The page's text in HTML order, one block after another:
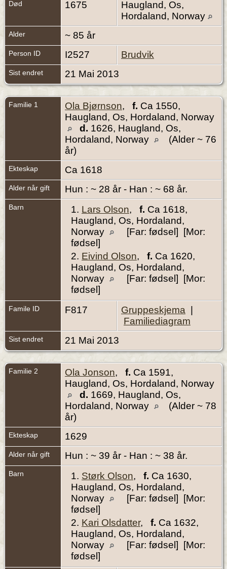
Død 1675
Haugland, Os,
Hordaland, Norway
Alder ~ 85 år
Person ID I2527 Brudvik
Sist endret 21 Mai 2013
Familie 1 Ola Bjørnson, f. Ca 1550,
Haugland, Os, Hordaland, Norway
d. 1626, Haugland, Os,
Hordaland, Norway
(Alder ~ 76
år)
Ekteskap Ca 1618
Alder når gift Hun : ~ 28 år - Han : ~ 68 år.
Barn 1. Lars Olson, f. Ca 1618,
Haugland, Os, Hordaland,
Norway
[Far: fødsel] [Mor:
fødsel]
2. Eivind Olson, f. Ca 1620,
Haugland, Os, Hordaland,
Norway
[Far: fødsel] [Mor:
fødsel]
Famile ID F817 Gruppeskjema
Familiediagram
Sist endret 21 Mai 2013
Familie 2 Ola Jonson, f. Ca 1591,
Haugland, Os, Hordaland, Norway
d. 1669, Haugland, Os,
Hordaland, Norway
(Alder ~ 78
år)
Ekteskap 1629
Alder når gift Hun : ~ 39 år - Han : ~ 38 år.
Barn 1. Størk Olson, f. Ca 1630,
Haugland, Os, Hordaland,
Norway
[Far: fødsel] [Mor:
fødsel]
2. Kari Olsdatter, f. Ca 1632,
Haugland, Os, Hordaland,
Norway
[Far: fødsel] [Mor:
fødsel]